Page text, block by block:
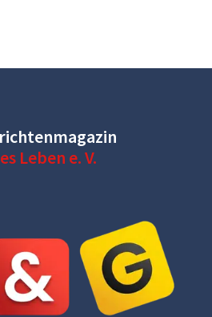
Leben e. V.